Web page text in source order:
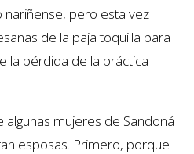
nariñense, pero esta vez
de la paja toquilla para
la pérdida de la práctica
mujeres de Sandoná
esposas. Primero, porque